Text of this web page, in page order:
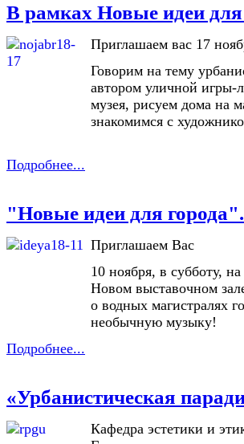
В рамках Новые идеи для
Приглашаем вас 17
Говорим на тему
автором уличной игры-
музея, рисуем дома на
знакомимся с
Подробнее...
"Новые идеи для
Приглашаем Вас
10 ноября, в субботу,
Новом выставочном
о водных магистралях
необычную музыку!
Подробнее...
«Урбанистическая
Кафедра эстетики и